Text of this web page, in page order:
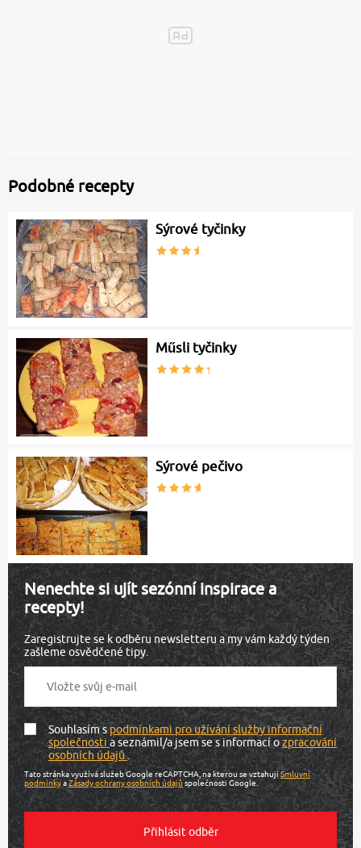
Podobné recepty
Sýrové tyčinky
Műsli tyčinky
Sýrové pečivo
Nenechte si ujít sezónní inspirace a
recepty!
Zaregistrujte se k odběru newsletteru a my vám každý týden
zašleme osvědčené tipy.
Souhlasím spodmínkami pro užívání služby informační
společnostia seznámil/a jsem se s informací ozpracování
osobních údajů.
Tato stránka využívá služeb Google reCAPTCHA, na kterou se vztahujíSmluvní
podmínkyaZásady ochrany osobních údajů společnosti Google.